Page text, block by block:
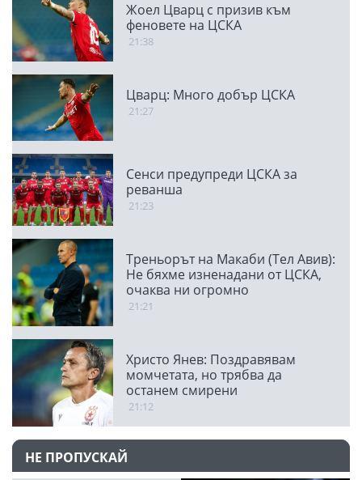
Жоел Цварц с призив към
феновете на ЦСКА
21:38
Цварц: Много добър ЦСКА
21:27
Сенси предупреди ЦСКА за
реванша
21:23
Треньорът на Макаби (Тел Авив):
Не бяхме изненадани от ЦСКА,
очаква ни огромно
предизвикателство
21:21
Христо Янев: Поздравявам
момчетата, но трябва да
останем смирени
21:12
НЕ ПРОПУСКАЙ